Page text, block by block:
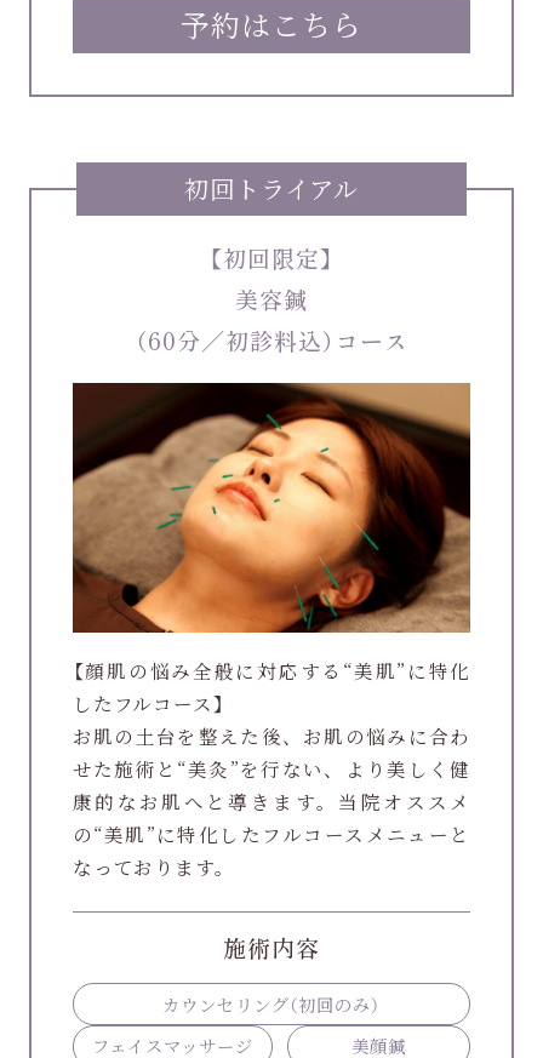
予約はこちら
初回トライアル
【初回限定】
美容鍼
（60分／初診料込）コース
【顔肌の悩み全般に対応する“美肌”に特化
したフルコース】
お肌の土台を整えた後、お肌の悩みに合わ
せた施術と“美灸”を行ない、より美しく健
康的なお肌へと導きます。当院オススメ
の“美肌”に特化したフルコースメニューと
なっております。
施術内容
カウンセリング（初回のみ）
フェイスマッサージ
美顔鍼